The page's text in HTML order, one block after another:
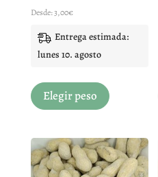
producto
Desde:3,00€
Entrega estimada:
lunes 10. agosto
Elegir peso
producto
variantes.
Las